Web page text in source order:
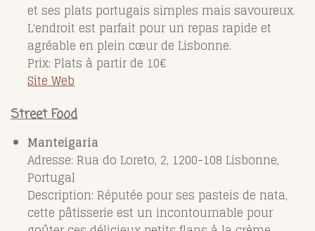
et ses plats portugais simples mais savoureux.
L'endroit est parfait pour un repas rapide et
agréable en plein cœur de Lisbonne.
Prix: Plats à partir de 10€
Site Web
Street Food
Manteigaria
Adresse: Rua do Loreto, 2, 1200-108 Lisbonne,
Portugal
Description: Réputée pour ses pasteis de nata,
cette pâtisserie est un incontournable pour